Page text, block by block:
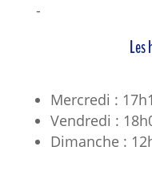
-
Les
Mercredi :
Vendredi :
Dimanche :